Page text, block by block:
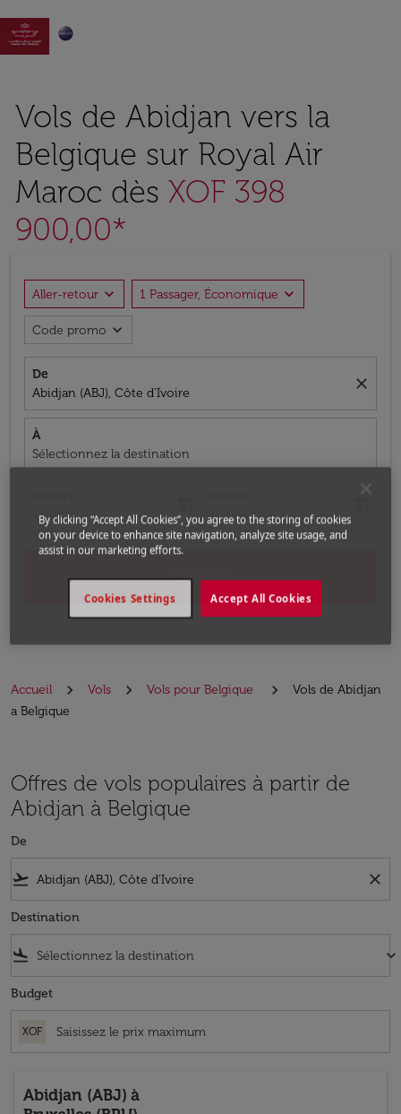

Vols de Abidjan vers la
Belgique sur Royal Air
Maroc dès XOF 398
900,00*
Aller-retour expand_more 1 Passager, Économique expand_more
Code promo expand_more
De
Abidjan (ABJ), Côte d'Ivoire
close
À
Sélectionnez la destination
fc-booking-departure-date-aria-label
13/08/2026
fc-booking-return-date-aria-label
20/08/2026
Chercher
Accueil Vols Vols pour Belgique
Vols de Abidjan
a Belgique
Offres de vols populaires à partir de
Abidjan à Belgique
De
flight_takeoff close
Destination
flight_land keyboard_arrow_down
Budget
XOF
Abidjan (ABJ) à
By clicking “Accept All Cookies”, you agree to the storing of cookies
on your device to enhance site navigation, analyze site usage, and
assist in our marketing efforts.
Accept All Cookies
Cookies Settings